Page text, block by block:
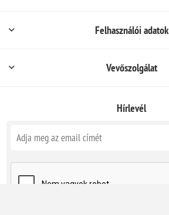
Felhasználói adatok
Vevőszolgálat
Hírlevél